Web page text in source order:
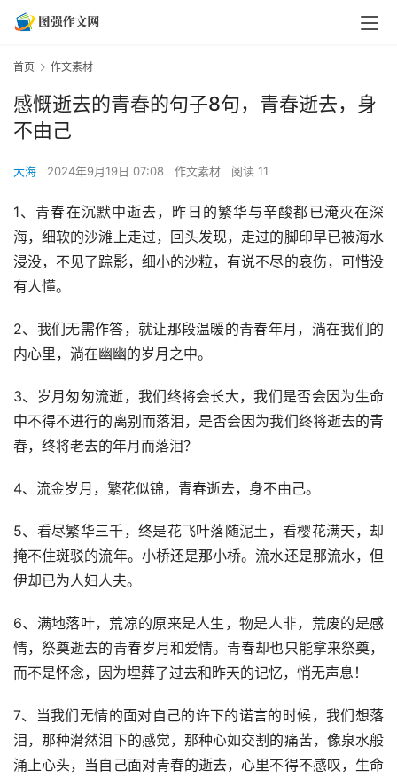
首页 作文素材
感慨逝去的青春的句子8句，青春逝去，身
不由己
大海 2024年9月19日 07:08 作文素材 阅读 11
1、青春在沉默中逝去，昨日的繁华与辛酸都已淹灭在深
海，细软的沙滩上走过，回头发现，走过的脚印早已被海水
浸没，不见了踪影，细小的沙粒，有说不尽的哀伤，可惜没
有人懂。
2、我们无需作答，就让那段温暖的青春年月，淌在我们的
内心里，淌在幽幽的岁月之中。
3、岁月匆匆流逝，我们终将会长大，我们是否会因为生命
中不得不进行的离别而落泪，是否会因为我们终将逝去的青
春，终将老去的年月而落泪？
4、流金岁月，繁花似锦，青春逝去，身不由己。
5、看尽繁华三千，终是花飞叶落随泥土，看樱花满天，却
掩不住斑驳的流年。小桥还是那小桥。流水还是那流水，但
伊却已为人妇人夫。
6、满地落叶，荒凉的原来是人生，物是人非，荒废的是感
情，祭奠逝去的青春岁月和爱情。青春却也只能拿来祭奠，
而不是怀念，因为埋葬了过去和昨天的记忆，悄无声息！
7、当我们无情的面对自己的许下的诺言的时候，我们想落
泪，那种潸然泪下的感觉，那种心如交割的痛苦，像泉水般
涌上心头，当自己面对青春的逝去，心里不得不感叹，生命